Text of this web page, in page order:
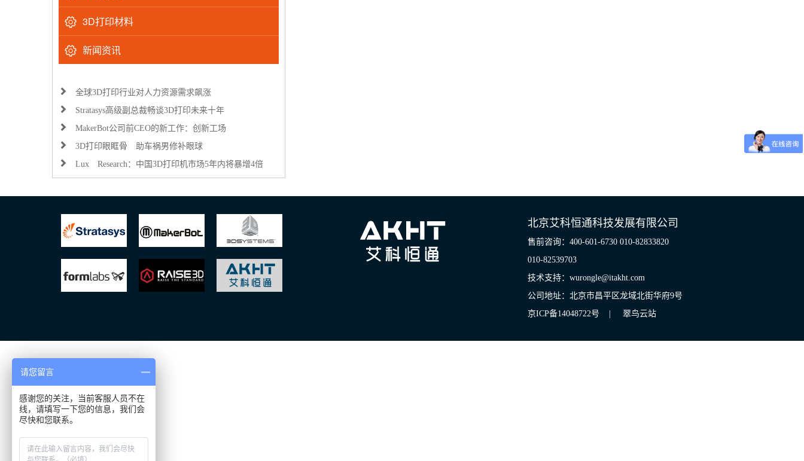
3D打印材料
新闻资讯
全球3D打印行业对人力资源需求飙涨
Stratasys高级副总裁畅谈3D打印未来十年
MakerBot公司前CEO的新工作：创新工场
3D打印眼眶骨 助车祸男修补眼球
Lux Research：中国3D打印机市场5年内将暴增4倍
北京艾科恒通科技发展有限公司
售前咨询：400-601-6730 010-82833820
010-82539703
技术支持：wurongle@itakht.com
公司地址：北京市昌平区龙域北街华府9号
京ICP备14048722号
翠鸟云站
请您留言
感谢您的关注，当前客服人员不在
线，请填写一下您的信息，我们会
尽快和您联系。